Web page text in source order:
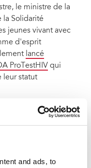
and ads, to
le ministre de la
la Solidarité
jeunes vivant avec
d'esprit
lancé
ProTestHIV qui
leur statut
changement
et le